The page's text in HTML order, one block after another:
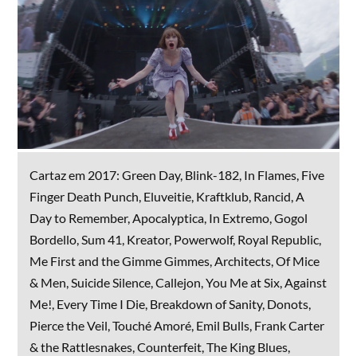
Cartaz em 2017: Green Day, Blink-182, In Flames, Five
Finger Death Punch, Eluveitie, Kraftklub, Rancid, A
Day to Remember, Apocalyptica, In Extremo, Gogol
Bordello, Sum 41, Kreator, Powerwolf, Royal Republic,
Me First and the Gimme Gimmes, Architects, Of Mice
& Men, Suicide Silence, Callejon, You Me at Six, Against
Me!, Every Time I Die, Breakdown of Sanity, Donots,
Pierce the Veil, Touché Amoré, Emil Bulls, Frank Carter
& the Rattlesnakes, Counterfeit, The King Blues,